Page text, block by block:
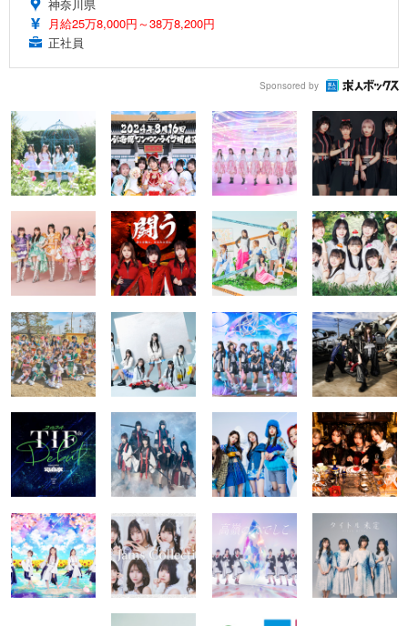
神奈川県
月給25万8,000円～38万8,200円
正社員
Sponsored by